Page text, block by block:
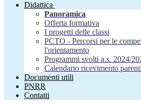
Didattica
Panoramica
Offerta formativa
I progetti delle classi
PCTO - Percorsi per le
l'orientamento
Programmi svolti a.s. 2024/
Calendario ricevimento parenti
Documenti utili
PNRR
Contatti